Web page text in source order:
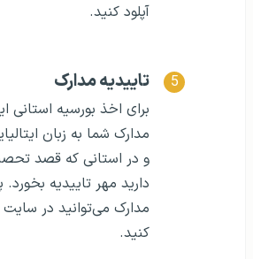
آپلود کنید.
تاییدیه مدارک
برای اخذ بورسیه استانی
مدارک شما به زبان
و در استانی که قصد
دارید مهر تاییدیه
مدارک می‌توانید در سایت
کنید.